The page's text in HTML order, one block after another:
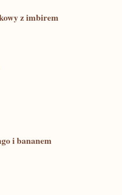
z imbirem
⁣i bananem